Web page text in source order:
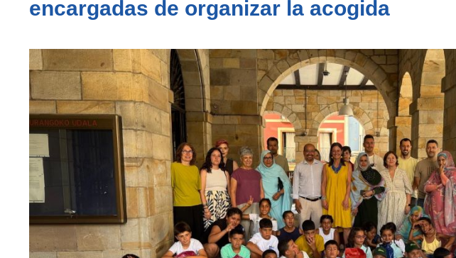
encargadas de organizar la acogida